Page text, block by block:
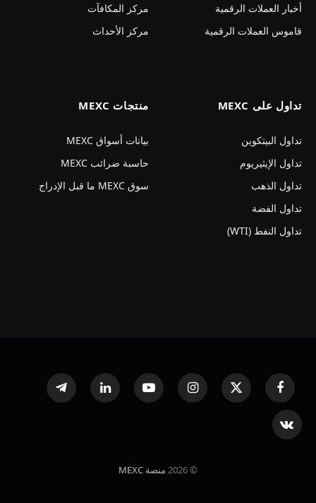
أخبار العملات الرقمية
قاموس العملات الرقمية
مركز المكافآت
مركز الأحداث
تداول على MEXC
تداول البيتكوين
تداول الإيثيريوم
تداول الذهب
تداول الفضة
تداول النفط (WTI)
منتجات MEXC
بيانات أسواق MEXC
حاسبة ضرائب MEXC
سوق MEXC ما قبل الإدراج
فيسبوك
X
(Twitter)
الانستغرام يوتيوب لينكدإن تيلقرام
VKontakte
© 2026 منصة MEXC